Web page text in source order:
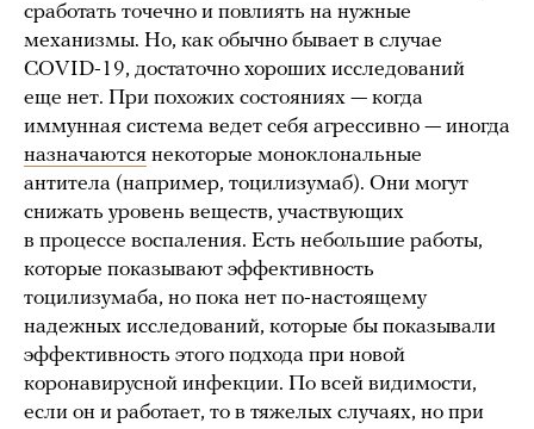
сработать точечно и повлиять на нужные
механизмы. Но, как обычно бывает в случае
COVID-19, достаточно хороших исследований
еще нет. При похожих состояниях — когда
иммунная система ведет себя агрессивно — иногда
назначаются некоторые моноклональные
антитела (например, тоцилизумаб). Они могут
снижать уровень веществ, участвующих
в процессе воспаления. Есть небольшие работы,
которые показывают эффективность
тоцилизумаба, но пока нет по-настоящему
надежных исследований, которые бы показывали
эффективность этого подхода при новой
коронавирусной инфекции. По всей видимости,
если он и работает, то в тяжелых случаях, но при